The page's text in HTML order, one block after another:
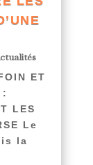
ET
:
LES
Le
la